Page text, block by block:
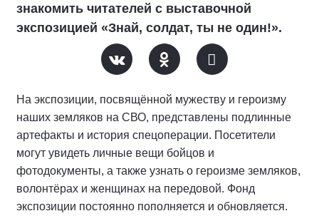
знакомить читателей с выставочной
экспозицией «Знай, солдат, ты не один!».
На экспозиции, посвящённой мужеству и героизму
наших земляков на СВО, представлены подлинные
артефакты и история спецоперации. Посетители
могут увидеть личные вещи бойцов и
фотодокументы, а также узнать о героизме земляков,
волонтёрах и женщинах на передовой. Фонд
экспозиции постоянно пополняется и обновляется.